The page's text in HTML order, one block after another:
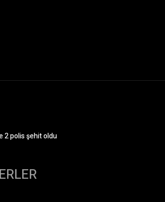
2 polis şehit oldu